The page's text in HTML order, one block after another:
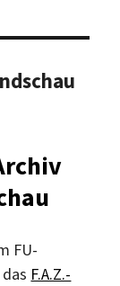
FU-
F.A.Z.-